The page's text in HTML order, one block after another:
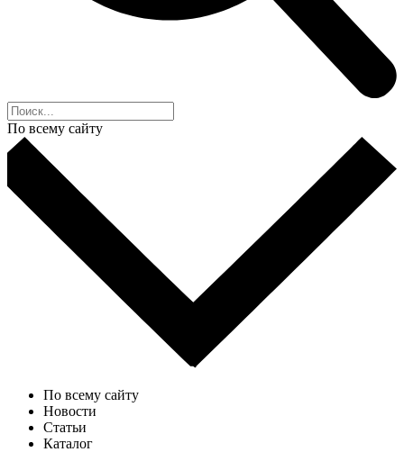
По всему сайту
По всему сайту
Новости
Статьи
Каталог